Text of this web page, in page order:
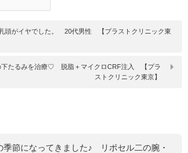
頭がイヤでした。 20代男性 【プラストクリニック東
下たるみを治療♡ 脱脂＋マイクロCRF注入 【プラ
ストクリニック東京】
季節になってきました♪ リポセル二の腕・